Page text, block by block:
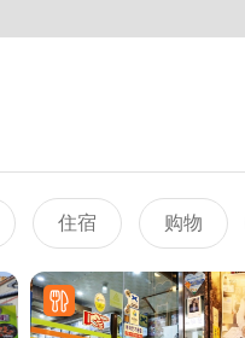
住宿 购物